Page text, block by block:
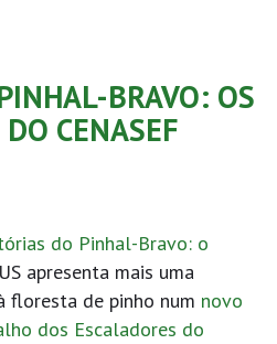
BRAVO: OS
CENASEF
do Pinhal-Bravo: o
apresenta mais uma
floresta de pinho num novo
dos Escaladores do